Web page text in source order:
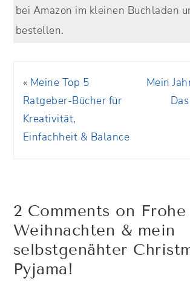
bei Amazon im kleinen Buchladen
bestellen.
« Meine Top 5
Ratgeber-Bücher für
Kreativität,
Einfachheit & Balance
Mein
2 Comments on Frohe
Weihnachten & mein
selbstgenähter
Pyjama!